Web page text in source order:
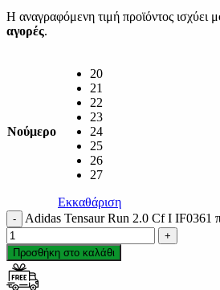
Η αναγραφόμενη τιμή προϊόντος ισχύει
αγορές.
Νούμερο
20
21
22
23
24
25
26
27
Εκκαθάριση
Adidas Tensaur Run 2.0 Cf I IF0361
Προσθήκη στο καλάθι